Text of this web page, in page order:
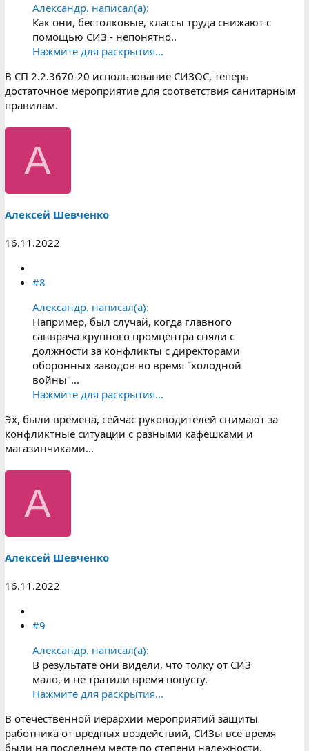
Александр. написал(а):
Как они, бестолковые, классы труда снижают с
помощью СИЗ - непонятно..
Нажмите для раскрытия...
В СП 2.2.3670-20 использование СИЗОС, теперь
достаточное мероприятие для соответствия санитарным
правилам.
А
Алексей Шевченко
16.11.2022
#8
Александр. написал(а):
Например, был случай, когда главного
санврача крупного промцентра сняли с
должности за конфликты с директорами
оборонных заводов во время "холодной
войны"...
Нажмите для раскрытия...
Эх, были времена, сейчас руководителей снимают за
конфликтные ситуации с разными кафешками и
магазинчиками...
А
Алексей Шевченко
16.11.2022
#9
Александр. написал(а):
В результате они видели, что толку от СИЗ
мало, и не тратили время попусту.
Нажмите для раскрытия...
В отечественной иерархии мероприятий защиты
работника от вредных воздействий, СИЗы всё время
были на последнем месте по степени надежности.